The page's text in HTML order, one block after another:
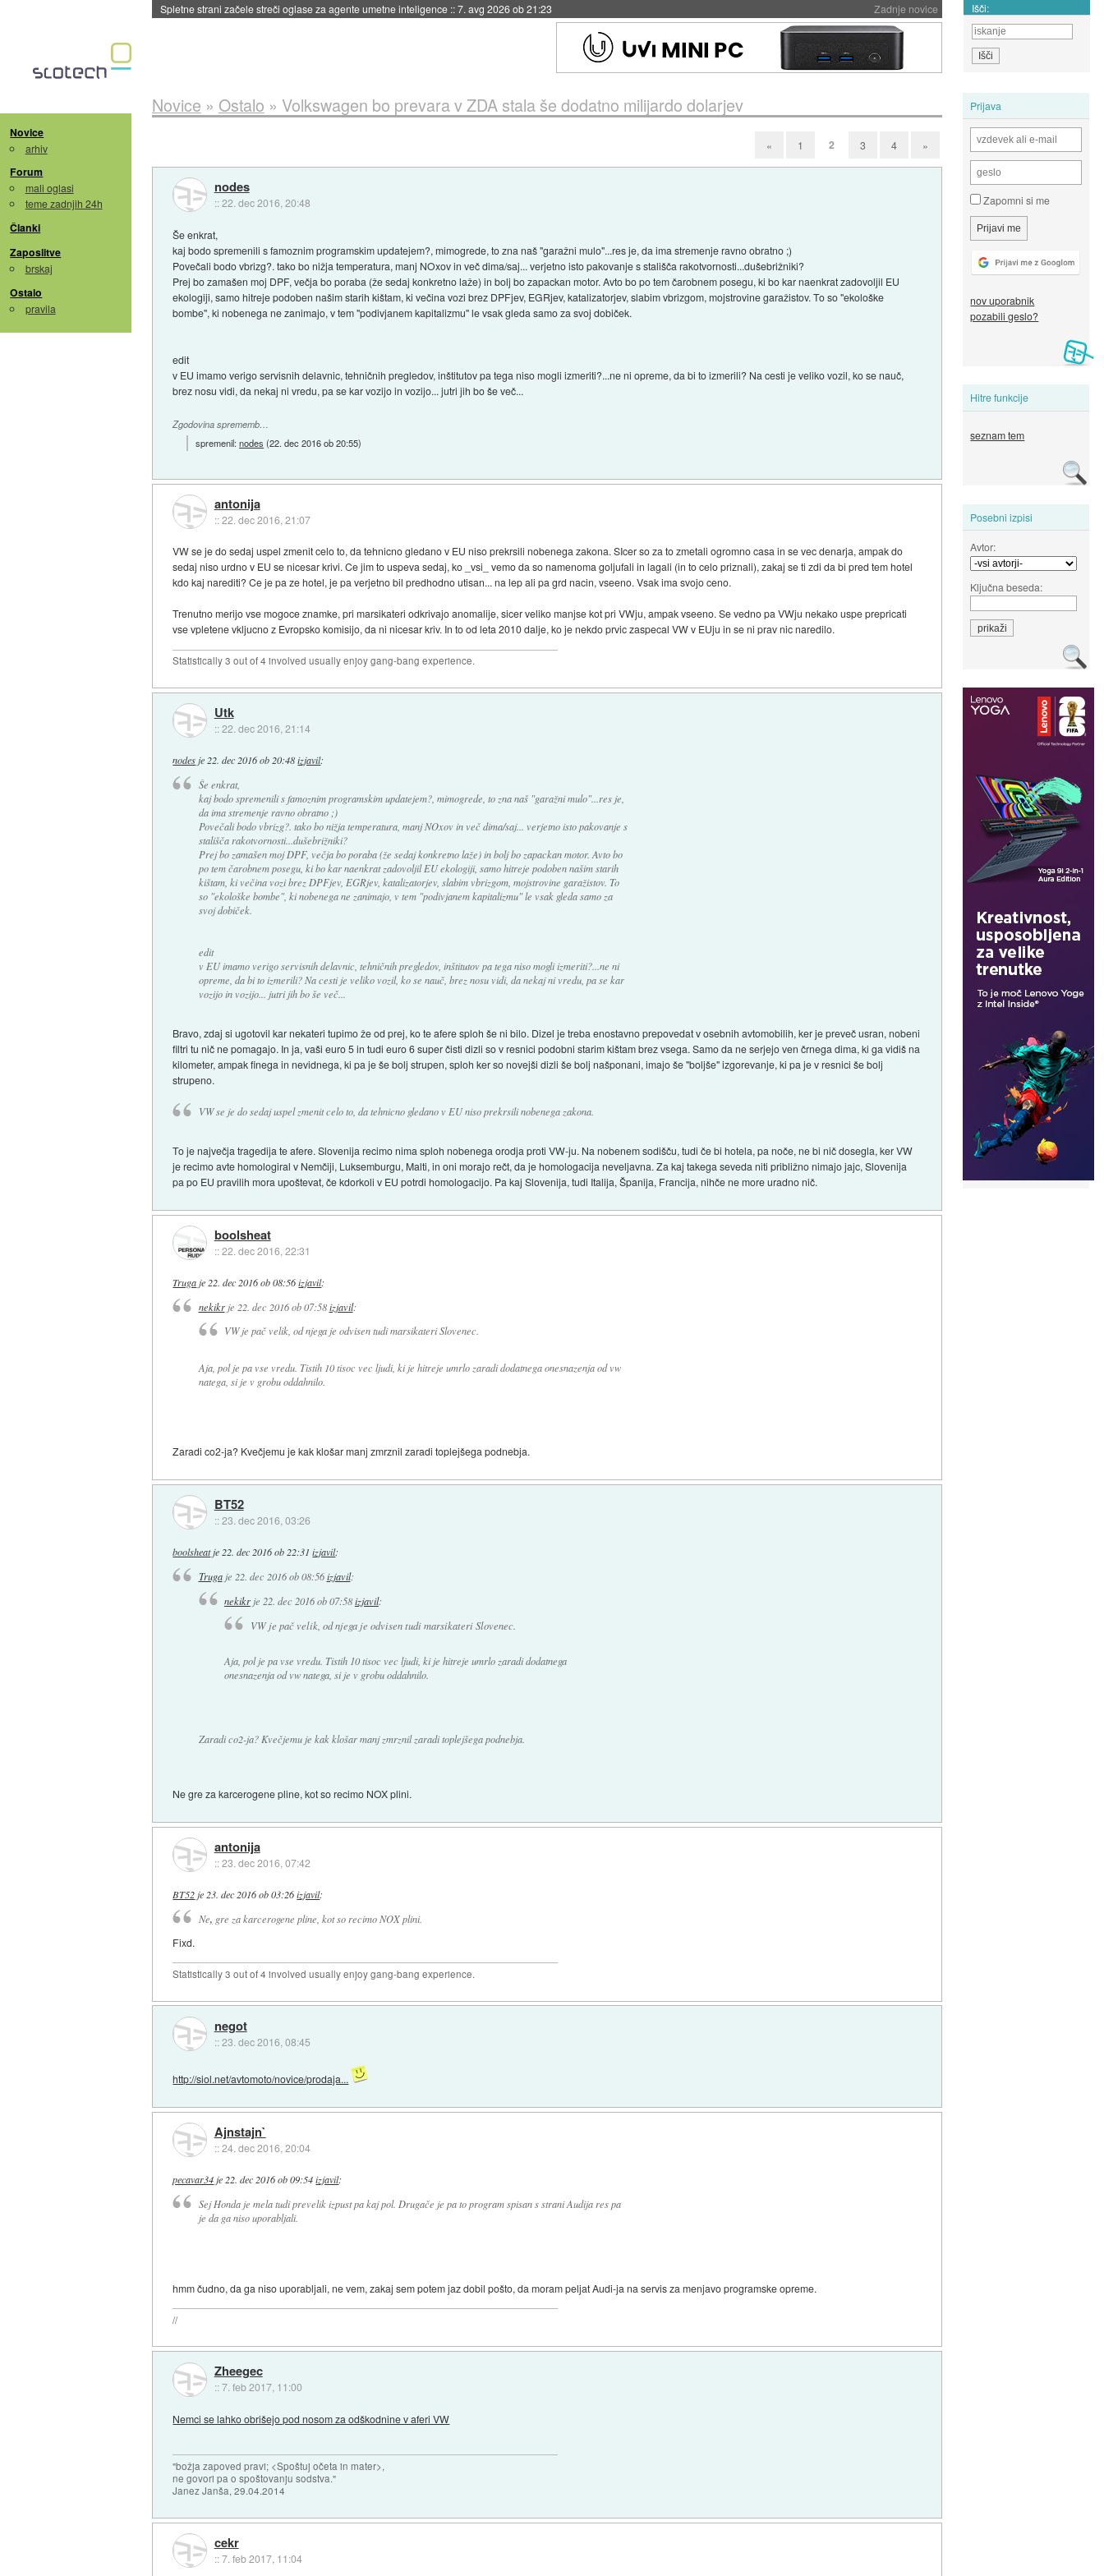
Zadnje novice
Spletne strani začele streči oglase za agente umetne inteligence ::7. avg 2026 ob 21:23 Išči:
Novice
arhiv
Forum
mali oglasi
teme zadnjih 24h
Članki
Zaposlitve
brskaj
Ostalo
pravila
Prijava
Zapomni si me
nov uporabnik
pozabili geslo?
Hitre funkcije
seznam tem
Posebni izpisi
Avtor:
Ključna beseda:
Novice » Ostalo » Volkswagen bo prevara v ZDA stala še dodatno milijardo dolarjev
« 1 2 3 4 »
nodes
::22. dec 2016, 20:48
Še enkrat,
kaj bodo spremenili s famoznim programskim updatejem?, mimogrede, to zna naš "garažni mulo"...res je, da ima stremenje ravno obratno ;)
Povečali bodo vbrizg?. tako bo nižja temperatura, manj NOxov in več dima/saj... verjetno isto pakovanje s stališča rakotvornosti...dušebrižniki?
Prej bo zamašen moj DPF, večja bo poraba (že sedaj konkretno laže) in bolj bo zapackan motor. Avto bo po tem čarobnem posegu, ki bo kar naenkrat zadovoljil EU
ekologiji, samo hitreje podoben našim starih kištam, ki večina vozi brez DPFjev, EGRjev, katalizatorjev, slabim vbrizgom, mojstrovine garažistov. To so "ekološke
bombe", ki nobenega ne zanimajo, v tem "podivjanem kapitalizmu" le vsak gleda samo za svoj dobiček.
edit
v EU imamo verigo servisnih delavnic, tehničnih pregledov, inštitutov pa tega niso mogli izmeriti?...ne ni opreme, da bi to izmerili? Na cesti je veliko vozil, ko se nauč,
brez nosu vidi, da nekaj ni vredu, pa se kar vozijo in vozijo... jutri jih bo še več...
Zgodovina sprememb…
spremenil:nodes (22. dec 2016 ob 20:55)
antonija
::22. dec 2016, 21:07
VW se je do sedaj uspel zmenit celo to, da tehnicno gledano v EU niso prekrsili nobenega zakona. SIcer so za to zmetali ogromno casa in se vec denarja, ampak do
sedaj niso urdno v EU se nicesar krivi. Ce jim to uspeva sedaj, ko _vsi_ vemo da so namenoma goljufali in lagali (in to celo priznali), zakaj se ti zdi da bi pred tem hotel
kdo kaj narediti? Ce je pa ze hotel, je pa verjetno bil predhodno utisan... na lep ali pa grd nacin, vseeno. Vsak ima svojo ceno.
Trenutno merijo vse mogoce znamke, pri marsikateri odkrivajo anomalije, sicer veliko manjse kot pri VWju, ampak vseeno. Se vedno pa VWju nekako uspe prepricati
vse vpletene vkljucno z Evropsko komisijo, da ni nicesar kriv. In to od leta 2010 dalje, ko je nekdo prvic zaspecal VW v EUju in se ni prav nic naredilo.
Statistically 3 out of 4 involved usually enjoy gang-bang experience.
Utk
::22. dec 2016, 21:14
nodes je 22. dec 2016 ob 20:48 izjavil:
Še enkrat,
kaj bodo spremenili s famoznim programskim updatejem?, mimogrede, to zna naš "garažni mulo"...res je,
da ima stremenje ravno obratno ;)
Povečali bodo vbrizg?. tako bo nižja temperatura, manj NOxov in več dima/saj... verjetno isto pakovanje s
stališča rakotvornosti...dušebrižniki?
Prej bo zamašen moj DPF, večja bo poraba (že sedaj konkretno laže) in bolj bo zapackan motor. Avto bo
po tem čarobnem posegu, ki bo kar naenkrat zadovoljil EU ekologiji, samo hitreje podoben našim starih
kištam, ki večina vozi brez DPFjev, EGRjev, katalizatorjev, slabim vbrizgom, mojstrovine garažistov. To
so "ekološke bombe", ki nobenega ne zanimajo, v tem "podivjanem kapitalizmu" le vsak gleda samo za
svoj dobiček.
edit
v EU imamo verigo servisnih delavnic, tehničnih pregledov, inštitutov pa tega niso mogli izmeriti?...ne ni
opreme, da bi to izmerili? Na cesti je veliko vozil, ko se nauč, brez nosu vidi, da nekaj ni vredu, pa se kar
vozijo in vozijo... jutri jih bo še več...
Bravo, zdaj si ugotovil kar nekateri tupimo že od prej, ko te afere sploh še ni bilo. Dizel je treba enostavno prepovedat v osebnih avtomobilih, ker je preveč usran, nobeni
filtri tu nič ne pomagajo. In ja, vaši euro 5 in tudi euro 6 super čisti dizli so v resnici podobni starim kištam brez vsega. Samo da ne serjejo ven črnega dima, ki ga vidiš na
kilometer, ampak finega in nevidnega, ki pa je še bolj strupen, sploh ker so novejši dizli še bolj našponani, imajo še "boljše" izgorevanje, ki pa je v resnici še bolj
strupeno.
VW se je do sedaj uspel zmenit celo to, da tehnicno gledano v EU niso prekrsili nobenega zakona.
To je največja tragedija te afere. Slovenija recimo nima sploh nobenega orodja proti VW-ju. Na nobenem sodišču, tudi če bi hotela, pa noče, ne bi nič dosegla, ker VW
je recimo avte homologiral v Nemčiji, Luksemburgu, Malti, in oni morajo rečt, da je homologacija neveljavna. Za kaj takega seveda niti približno nimajo jajc, Slovenija
pa po EU pravilih mora upoštevat, če kdorkoli v EU potrdi homologacijo. Pa kaj Slovenija, tudi Italija, Španija, Francija, nihče ne more uradno nič.
boolsheat
::22. dec 2016, 22:31
Truga je 22. dec 2016 ob 08:56 izjavil:
nekikrje 22. dec 2016 ob 07:58 izjavil:
VW je pač velik, od njega je odvisen tudi marsikateri Slovenec.
Aja, pol je pa vse vredu. Tistih 10 tisoc vec ljudi, ki je hitreje umrlo zaradi dodatnega onesnazenja od vw
natega, si je v grobu oddahnilo.
Zaradi co2-ja? Kvečjemu je kak klošar manj zmrznil zaradi toplejšega podnebja.
BT52
::23. dec 2016, 03:26
boolsheatje 22. dec 2016 ob 22:31 izjavil:
Trugaje 22. dec 2016 ob 08:56 izjavil:
nekikrje 22. dec 2016 ob 07:58izjavil:
VW je pač velik, od njega je odvisen tudi marsikateri Slovenec.
Aja, pol je pa vse vredu. Tistih 10 tisoc vec ljudi, ki je hitreje umrlo zaradi dodatnega
onesnazenja od vw natega, si je v grobu oddahnilo.
Zaradi co2-ja? Kvečjemu je kak klošar manj zmrznil zaradi toplejšega podnebja.
Ne gre za karcerogene pline, kot so recimo NOX plini.
antonija
::23. dec 2016, 07:42
BT52 je 23. dec 2016 ob 03:26 izjavil:
Ne, gre za karcerogene pline, kot so recimo NOX plini.
Fixd.
Statistically 3 out of 4 involved usually enjoy gang-bang experience.
negot
::23. dec 2016, 08:45
http://siol.net/avtomoto/novice/prodaja...
Ajnstajn`
::24. dec 2016, 20:04
pecavar34 je 22. dec 2016 ob 09:54 izjavil:
Sej Honda je mela tudi prevelik izpust pa kaj pol. Drugače je pa to program spisan s strani Audija res pa
je da ga niso uporabljali.
hmm čudno, da ga niso uporabljali, ne vem, zakaj sem potem jaz dobil pošto, da moram peljat Audi-ja na servis za menjavo programske opreme.
//
Zheegec
::7. feb 2017, 11:00
Nemci se lahko obrišejo pod nosom za odškodnine v aferi VW
"božja zapoved pravi; <Spoštuj očeta in mater>,
ne govori pa o spoštovanju sodstva."
Janez Janša, 29.04.2014
cekr
::7. feb 2017, 11:04